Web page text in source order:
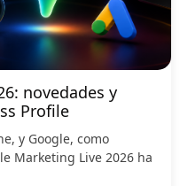
novedades y
Profile
y Google, como
Marketing Live 2026 ha